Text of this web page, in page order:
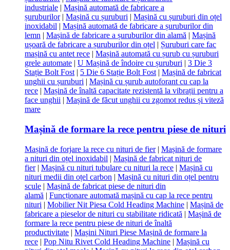
industriale | Mașină automată de fabricare a
șuruburilor| Mașină cu șuruburi | Mașină cu șuruburi din oțel
inoxidabil | Mașină automată de fabricare a șuruburilor din
lemn | Mașină de fabricare a șuruburilor din alamă | Mașină
ușoară de fabricare a șuruburilor din oțel | Șuruburi care fac
mașină cu antet rece | Mașină automată cu șurub cu șuruburi
grele automate | U Mașină de îndoire cu șuruburi | 3 Die 3
Stație Bolt Fost | 5 Die 6 Stație Bolt Fost | Mașină de fabricat
unghii cu șuruburi | Mașină cu șurub autoforant cu cap la
rece | Mașină de înaltă capacitate rezistentă la vibrații pentru a
face unghii | Mașină de făcut unghii cu zgomot redus și viteză
mare
Mașină de formare la rece pentru piese de nituri
Mașină de forjare la rece cu nituri de fier| Mașină de formare
a nituri din oțel inoxidabil | Mașină de fabricat nituri de
fier| Mașină cu nituri tubulare cu nituri la rece | Mașină cu
nituri medii din oțel carbon | Mașină cu nituri din oțel pentru
scule | Mașină de fabricat piese de nituri din
alamă | Funcționare automată mașină cu cap la rece pentru
nituri | Mobilier Nit Piesa Cold Heading Machine | Mașină de
fabricare a pieselor de nituri cu stabilitate ridicată | Mașină de
formare la rece pentru piese de nituri de înaltă
productivitate | Mașini Nituri Piese Mașină de formare la
rece | Pop Nitu Rivet Cold Heading Machine | Mașină cu